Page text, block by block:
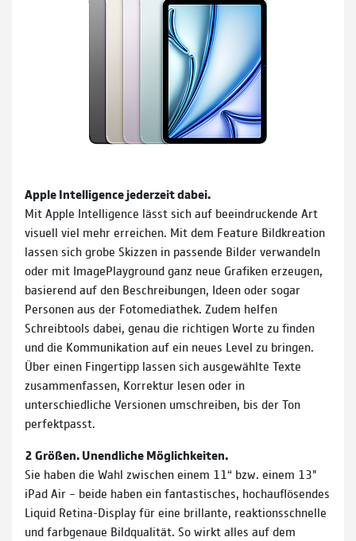
Apple Intelligence jederzeit dabei.
Mit Apple Intelligence lässt sich auf beeindruckende Art
visuell viel mehr erreichen. Mit dem Feature Bildkreation
lassen sich grobe Skizzen in passende Bilder verwandeln
oder mit ImagePlayground ganz neue Grafiken erzeugen,
basierend auf den Beschreibungen, Ideen oder sogar
Personen aus der Fotomediathek. Zudem helfen
Schreibtools dabei, genau die richtigen Worte zu finden
und die Kommunikation auf ein neues Level zu bringen.
Über einen Fingertipp lassen sich ausgewählte Texte
zusammenfassen, Korrektur lesen oder in
unterschiedliche Versionen umschreiben, bis der Ton
perfektpasst.
2 Größen. Unendliche Möglichkeiten.
Sie haben die Wahl zwischen einem 11“ bzw. einem 13"
iPad Air – beide haben ein fantastisches, hochauflösendes
Liquid Retina-Display für eine brillante, reaktionsschnelle
und farbgenaue Bildqualität. So wirkt alles auf dem